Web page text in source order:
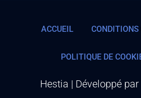
ACCUEIL CONDITIONS
POLITIQUE DE
Hestia | Développé par